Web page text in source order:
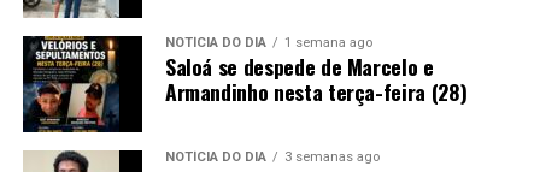
NOTÍCIA DO DIA 1 semana ago
Saloá se despede de Marcelo e
Armandinho nesta terça-feira (28)
NOTÍCIA DO DIA 3 semanas ago